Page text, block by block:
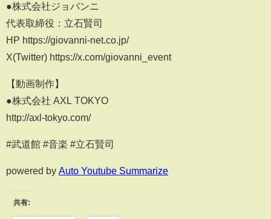
●株式会社ジョバンニ
代表取締役：立石賢司
HP https://giovanni-net.co.jp/
X(Twitter) https://x.com/giovanni_event
【動画制作】
●株式会社 AXL TOKYO
http://axl-tokyo.com/
#武道館 #音楽 #立石賢司
powered by Auto Youtube Summarize
共有: